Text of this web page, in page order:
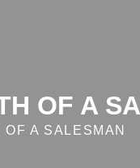
OF A
A SALESMAN